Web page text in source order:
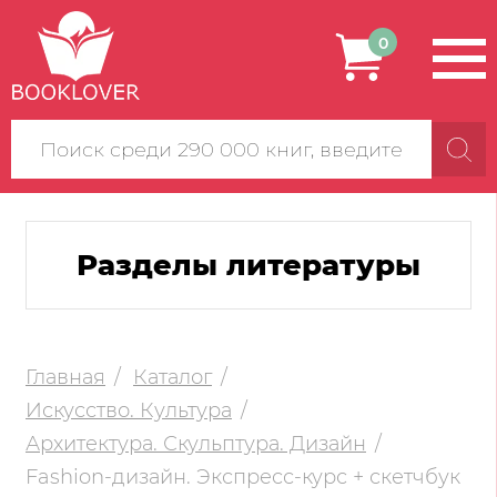
Поиск
по
сайту
0
Разделы литературы
Главная
Каталог
Искусство. Культура
Архитектура. Скульптура. Дизайн
Fashion-дизайн. Экспресс-курс + скетчбук